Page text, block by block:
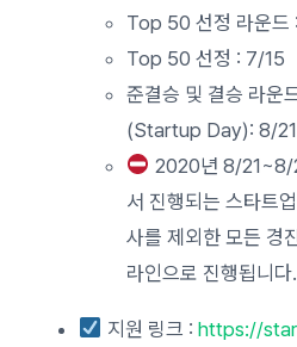
Top 50 선정 라운
Top 50 선정 : 7/15
준결승 및 결승 라운
(Startup Day): 8/
2020년 8/21~8/
서 진행되는 스타트
사를 제외한 모든 경
라인으로 진행됩니다.
지원 링크 : https://